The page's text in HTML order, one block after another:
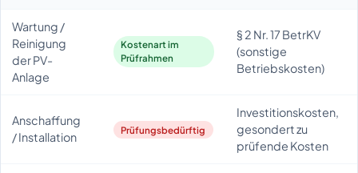
Wartung /
Reinigung
der PV-
Anlage
Kostenart im
Prüfrahmen
§ 2 Nr. 17 BetrKV
(sonstige
Betriebskosten)
Anschaffung
/ Installation
Prüfungsbedürftig
Investitionskosten,
gesondert zu
prüfende Kosten